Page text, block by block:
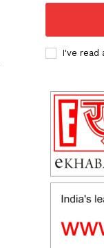
I've read